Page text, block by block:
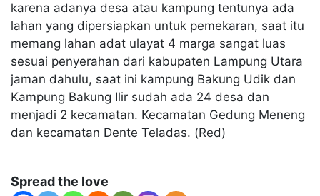
karena adanya desa atau kampung tentunya ada
lahan yang dipersiapkan untuk pemekaran, saat itu
memang lahan adat ulayat 4 marga sangat luas
sesuai penyerahan dari kabupaten Lampung Utara
jaman dahulu, saat ini kampung Bakung Udik dan
Kampung Bakung Ilir sudah ada 24 desa dan
menjadi 2 kecamatan. Kecamatan Gedung Meneng
dan kecamatan Dente Teladas. (Red)
Spread the love